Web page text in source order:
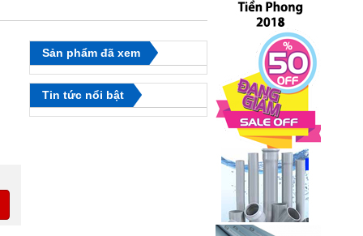
Sản phẩm đã xem
Tin tức nổi bật